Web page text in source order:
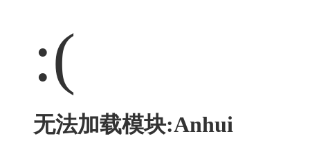
:(
无法加载模块:Anhui